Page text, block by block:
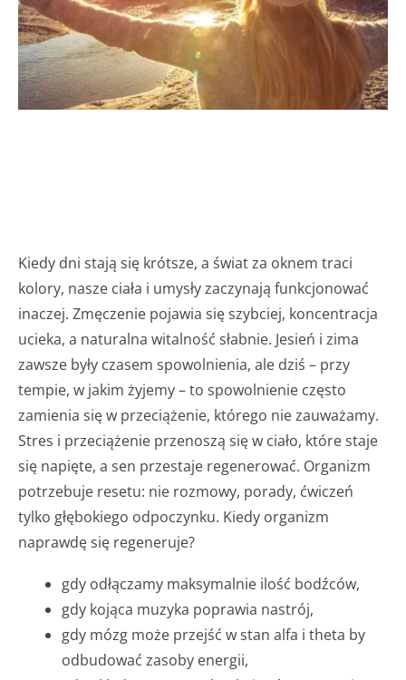
Kiedy dni stają się krótsze, a świat za oknem traci
kolory, nasze ciała i umysły zaczynają funkcjonować
inaczej. Zmęczenie pojawia się szybciej, koncentracja
ucieka, a naturalna witalność słabnie. Jesień i zima
zawsze były czasem spowolnienia, ale dziś – przy
tempie, w jakim żyjemy – to spowolnienie często
zamienia się w przeciążenie, którego nie zauważamy.
Stres i przeciążenie przenoszą się w ciało, które staje
się napięte, a sen przestaje regenerować. Organizm
potrzebuje resetu: nie rozmowy, porady, ćwiczeń
tylko głębokiego odpoczynku. Kiedy organizm
naprawdę się regeneruje?
gdy odłączamy maksymalnie ilość bodźców,
gdy kojąca muzyka poprawia nastrój,
gdy mózg może przejść w stan alfa i theta by
odbudować zasoby energii,